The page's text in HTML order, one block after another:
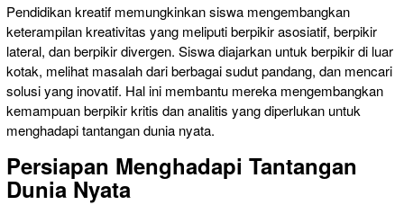
Pendidikan kreatif memungkinkan siswa mengembangkan
keterampilan kreativitas yang meliputi berpikir asosiatif, berpikir
lateral, dan berpikir divergen. Siswa diajarkan untuk berpikir di luar
kotak, melihat masalah dari berbagai sudut pandang, dan mencari
solusi yang inovatif. Hal ini membantu mereka mengembangkan
kemampuan berpikir kritis dan analitis yang diperlukan untuk
menghadapi tantangan dunia nyata.
Persiapan Menghadapi Tantangan
Dunia Nyata